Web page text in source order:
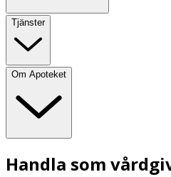
Tjänster
Om Apoteket
Handla som